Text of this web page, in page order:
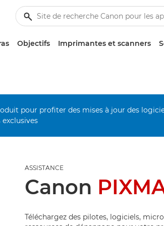
Objectifs Imprimantes et scanners
pour profiter des mises à jour des
ASSISTANCE
Canon
Téléchargez des pilotes, logiciels,